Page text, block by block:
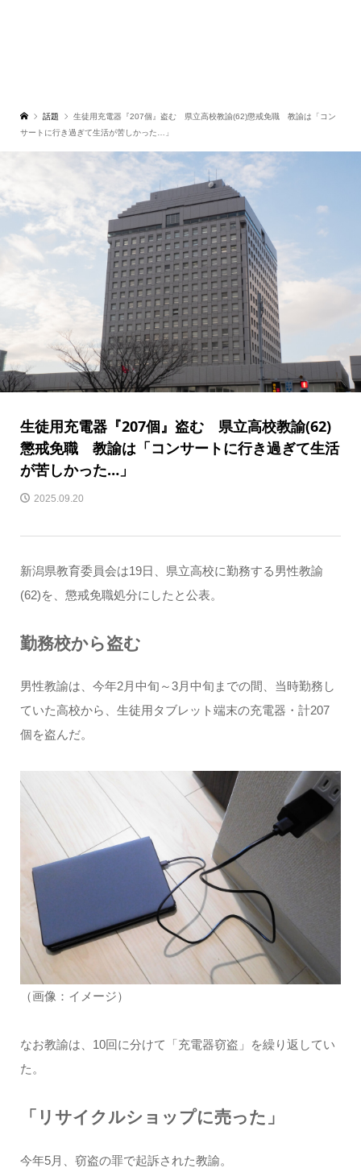
話題
生徒用充電器『207個』盗む 県立高校教諭(62)懲戒免職 教諭は「コン
サートに行き過ぎて生活が苦しかった…」
生徒用充電器『207個』盗む 県立高校教諭(62)
懲戒免職 教諭は「コンサートに行き過ぎて生活
が苦しかった…」
2025.09.20
新潟県教育委員会は19日、県立高校に勤務する男性教諭
(62)を、懲戒免職処分にしたと公表。
勤務校から盗む
男性教諭は、今年2月中旬～3月中旬までの間、当時勤務し
ていた高校から、生徒用タブレット端末の充電器・計207
個を盗んだ。
（画像：イメージ）
なお教諭は、10回に分けて「充電器窃盗」を繰り返してい
た。
「リサイクルショップに売った」
今年5月、窃盗の罪で起訴された教諭。